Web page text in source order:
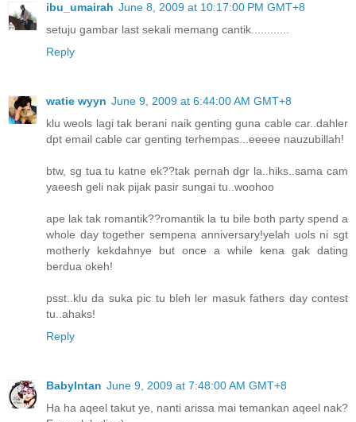
ibu_umairah June 8, 2009 at 10:17:00 PM GMT+8
setuju gambar last sekali memang cantik............
Reply
watie wyyn June 9, 2009 at 6:44:00 AM GMT+8
klu weols lagi tak berani naik genting guna cable car..dahler
dpt email cable car genting terhempas...eeeee nauzubillah!
btw, sg tua tu katne ek??tak pernah dgr la..hiks..sama cam
yaeesh geli nak pijak pasir sungai tu..woohoo
ape lak tak romantik??romantik la tu bile both party spend a
whole day together sempena anniversary!yelah uols ni sgt
motherly kekdahnye but once a while kena gak dating
berdua okeh!
psst..klu da suka pic tu bleh ler masuk fathers day contest
tu..ahaks!
Reply
BabyIntan June 9, 2009 at 7:48:00 AM GMT+8
Ha ha aqeel takut ye, nanti arissa mai temankan aqeel nak?